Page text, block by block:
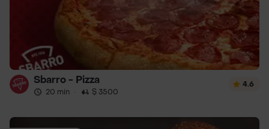
Sbarro - Pizza
20 min · $ 3500
4.6